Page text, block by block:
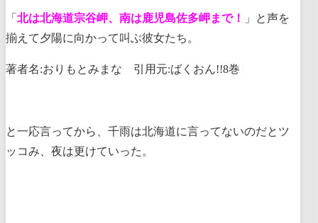
「 北は北海道宗谷岬、南は鹿児島佐多岬まで！
」と声を
揃えて夕陽に向かって叫ぶ彼女たち。
著者名:おりもとみまな 引用元:ばくおん!!8巻
と一応言ってから、千雨は北海道に言ってないのだとツ
ッコみ、夜は更けていった。